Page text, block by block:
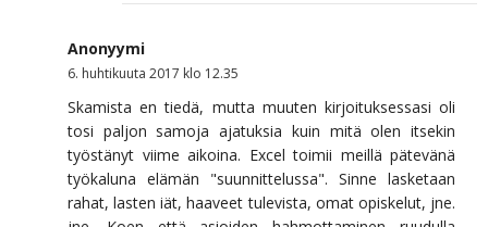
Anonyymi
6. huhtikuuta 2017 klo 12.35
Skamista en tiedä, mutta muuten kirjoituksessasi oli
tosi paljon samoja ajatuksia kuin mitä olen itsekin
työstänyt viime aikoina. Excel toimii meillä pätevänä
työkaluna elämän "suunnittelussa". Sinne lasketaan
rahat, lasten iät, haaveet tulevista, omat opiskelut, jne.